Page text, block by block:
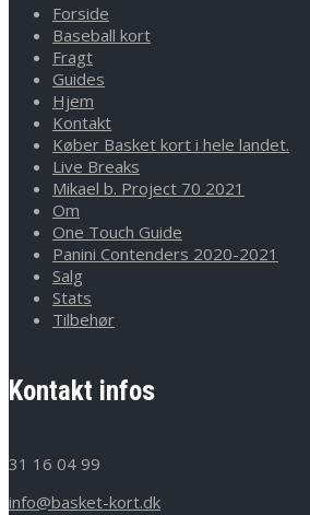
Forside
Baseball kort
Fragt
Guides
Hjem
Kontakt
Køber Basket kort i hele landet.
Live Breaks
Mikael b. Project 70 2021
Om
One Touch Guide
Panini Contenders 2020-2021
Salg
Stats
Tilbehør
Kontakt infos
31 16 04 99
info@basket-kort.dk